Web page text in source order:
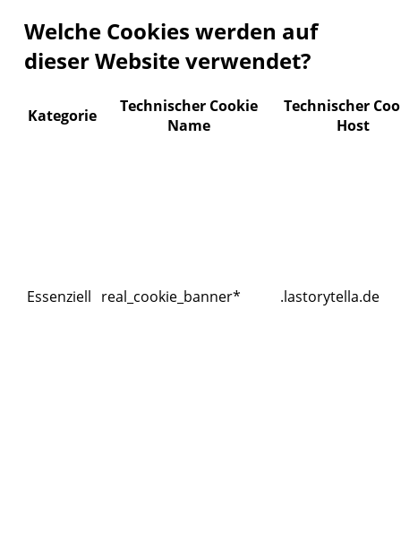
Welche Cookies werden auf
dieser Website verwendet?
Kategorie
Technischer Cookie
Name
Technischer
Host
Essenziell real_cookie_banner* .lastorytella.de